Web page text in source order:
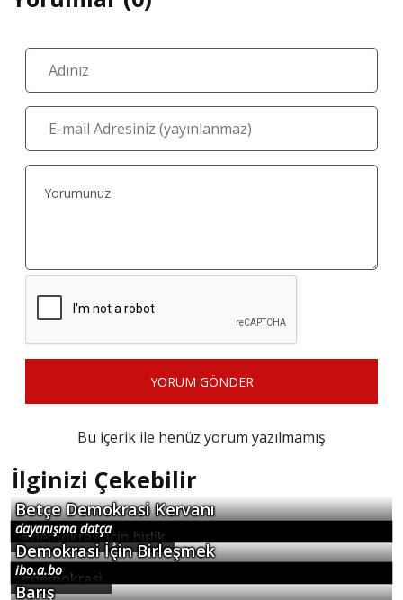
Güle Güle Bilgesu Erenus
dayanışma datça
yalan haber
Sırtına mı Yükleniyor
ibo.a.bo
#friedrich engels
Friedrich Engels Eylemle Örülmüş Bir Yaşam
dayanışma datça
#barış